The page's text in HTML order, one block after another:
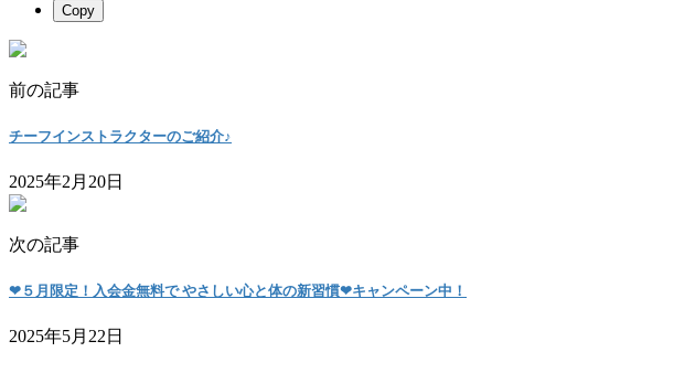
Copy
前の記事
チーフインストラクターのご紹介♪
2025年2月20日
次の記事
❤５月限定！入会金無料で やさしい心と体の新習慣❤キャンペーン中！
2025年5月22日